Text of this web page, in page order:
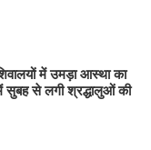
में उमड़ा आस्था का
सुबह से लगी श्रद्धालुओं की